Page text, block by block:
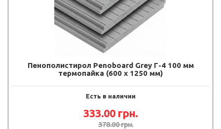
Пенополистирол Penoboard Grey Г-4 100 мм
термопайка (600 х 1250 мм)
Есть в наличии
333.00 грн.
378.00 грн.